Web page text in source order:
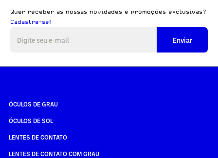
Quer receber as nossas novidades e promoções exclusivas?
Cadastre-se!
Enviar
ÓCULOS DE GRAU
ÓCULOS DE SOL
LENTES DE CONTATO
LENTES DE CONTATO COM GRAU